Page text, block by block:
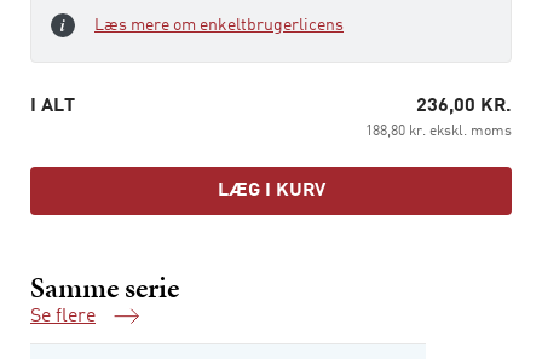
Læs mere om enkeltbrugerlicens
I ALT 236,00 KR.
188,80 kr. ekskl. moms
LÆG I KURV
Samme serie
Se flere
Samme serie